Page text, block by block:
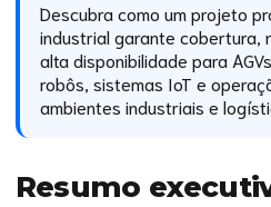
Descubra como um projeto
industrial garante cobertura,
alta disponibilidade para
robôs, sistemas IoT e
ambientes industriais e
Resumo